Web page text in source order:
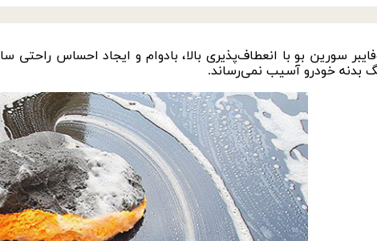
سورین‌ بو با انعطا‌ف‌پذیری بالا، بادوام و ایجاد احساس راحتی
بدنه خودرو آسیب نمی‌رساند.